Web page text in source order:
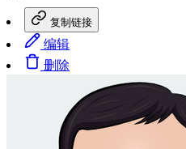
复制链接
编辑
删除